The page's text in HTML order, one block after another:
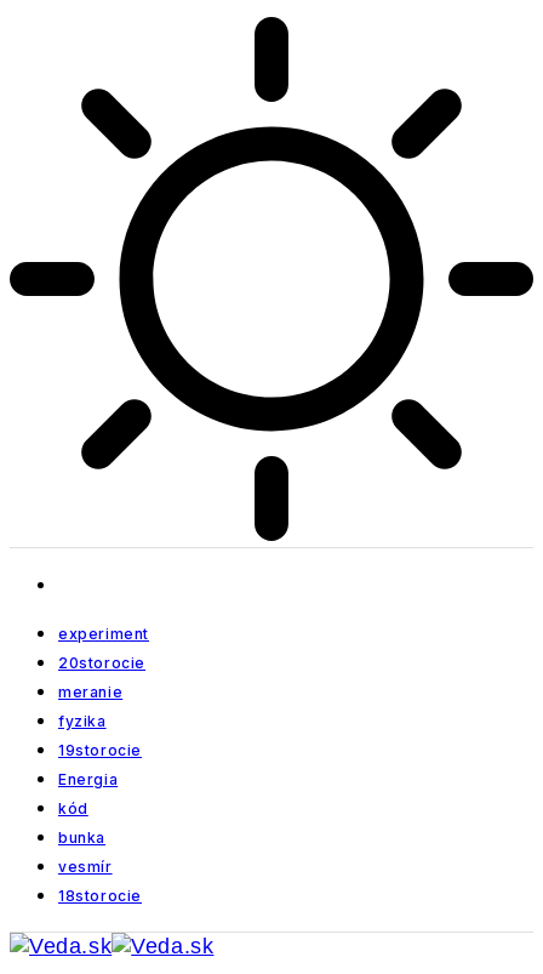
experiment
20storocie
meranie
fyzika
19storocie
Energia
kód
bunka
vesmír
18storocie